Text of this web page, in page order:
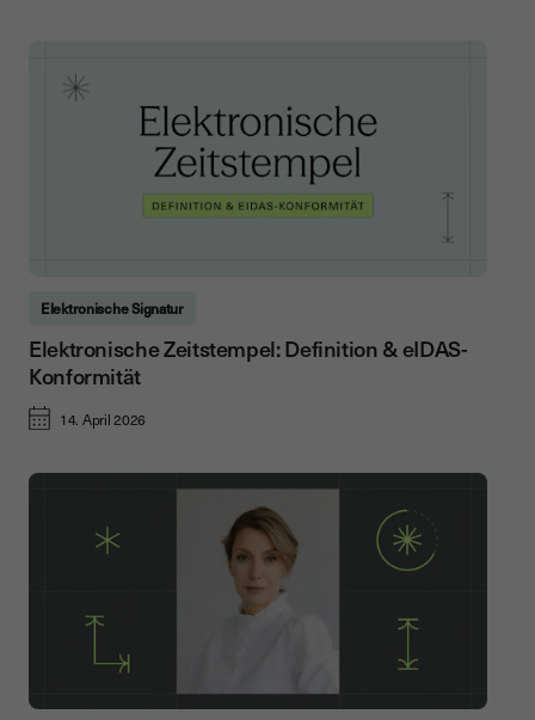
Elektronische Signatur
Elektronische Zeitstempel: Definition & eIDAS-
Konformität
14. April 2026